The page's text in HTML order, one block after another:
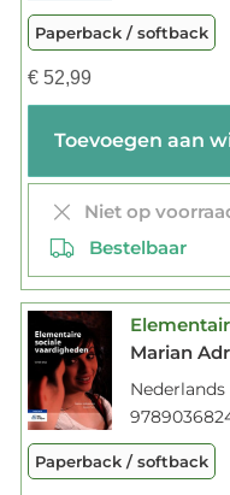
Paperback / softback
€52,99
Toevoegen aan
Niet op
Bestelbaar
Marian
Nederlands
Paperback / softback